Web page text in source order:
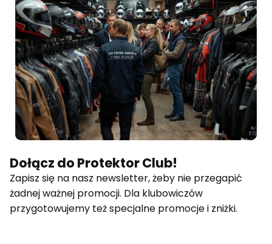
Dołącz do Protektor Club!
Zapisz się na nasz newsletter, żeby nie przegapić
żadnej ważnej promocji. Dla klubowiczów
przygotowujemy też specjalne promocje i zniżki.